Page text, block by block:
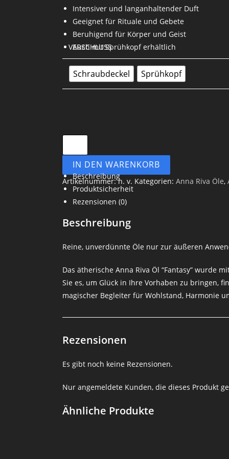
Intensiver und langanhaltender Duft
Geeignet für Rituale und Gebete
Beruhigend für Körper und Geist
Auch mit Sprühkopf erhältlich
VERSCHLUSS
Schraubdeckel Sprühkopf
IN DEN WARENKORB
Artikelnummer:n. v. Kategorien: Anna Riva Öle,
Beschreibung
Produktsicherheit
Rezensionen (0)
Beschreibung
Reine, unverdünnte Öle nur zur äußeren
Das ätherische Anna Riva Öl “Fantasy” wurde
Sie es, um Glück in Ihre Vorhaben zu bringen,
magischer Begleiter für Wohlstand, Harmonie
Rezensionen
Es gibt noch keine Rezensionen.
Nur angemeldete Kunden, die dieses Produkt
Ähnliche Produkte